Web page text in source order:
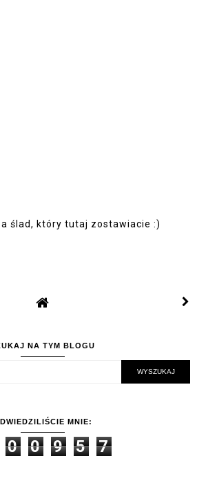
ślad, który tutaj zostawiacie :)
NA TYM BLOGU
MNIE:
0 0 9 5 7